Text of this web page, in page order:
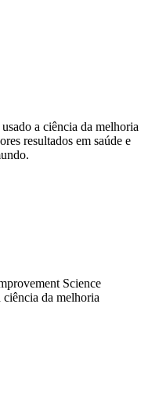
a ciência da melhoria
resultados em saúde e
da melhoria